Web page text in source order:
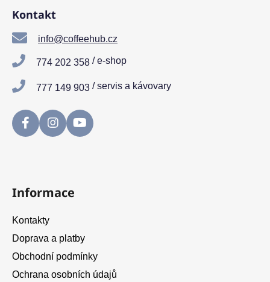
Kontakt
info@coffeehub.cz
774 202 358 / e-shop
777 149 903 / servis a kávovary
Informace
Kontakty
Doprava a platby
Obchodní podmínky
Ochrana osobních údajů